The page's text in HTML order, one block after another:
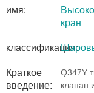
имя:
кран
классификация:
Краткое
введение:
Q347Y
клапан